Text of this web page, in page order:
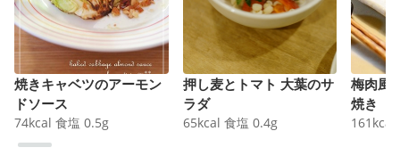
焼きキャベツのアーモン
ドソース
74kcal 食塩 0.5g
押し麦とトマト 大葉のサ
ラダ
65kcal 食塩 0.4g
梅肉風
焼き
161 kcal